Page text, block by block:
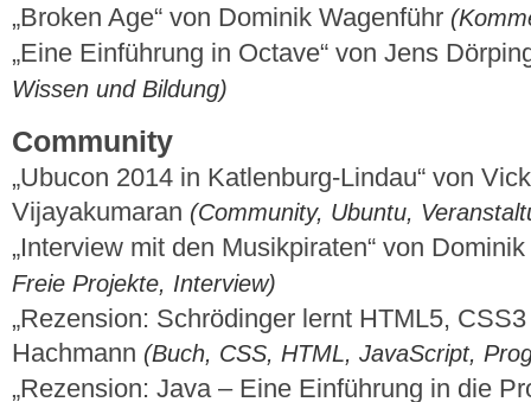
„Broken Age“ von Dominik Wagenführ
„Eine Einführung in Octave“ von Jens
Wissen und Bildung)
Community
„Ubucon 2014 in Katlenburg-Lindau“ von
Vijayakumaran (Community, Ubuntu,
„Interview mit den Musikpiraten“ von
Freie Projekte, Interview)
„Rezension: Schrödinger lernt HTML5,
Hachmann (Buch, CSS, HTML, JavaScript,
„Rezension: Java – Eine Einführung in die